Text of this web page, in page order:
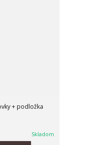
+ podložka
Skladom